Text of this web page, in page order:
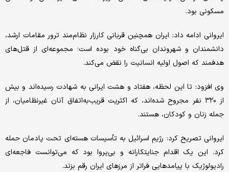
مسکونی بود.
ایروانی ادامه داد: ایران همچنین قربانی کارزار نظام‌مند ترور مقامات ارشد،
دانشمندان و شهروندان بی‌گناه خود بوده است؛ مجموعه‌ای از قتل‌های
هدفمند که اصول اولیه انسانیت را نقض می‌کند.
وی افزود: تا این لحظه، هفتاد و هشت ایرانی به شهادت رسیده‌اند و بیش
از ۳۲۰ نفر مجروح شده‌اند، که اکثریت قریب‌به‌اتفاق آنان غیرنظامیان، از
جمله زنان و کودکان، هستند.
ایروانی تصریح کرد: رژیم اسرائیل به تأسیسات هسته‌ای تحت پادمان حمله
کرد. این یک اقدام جنایتکارانه و بی‌پروا بود که می‌توانست فاجعه‌ای
رادیولوژیک با پیامدهایی فراتر از مرزهای ایران رقم بزند.